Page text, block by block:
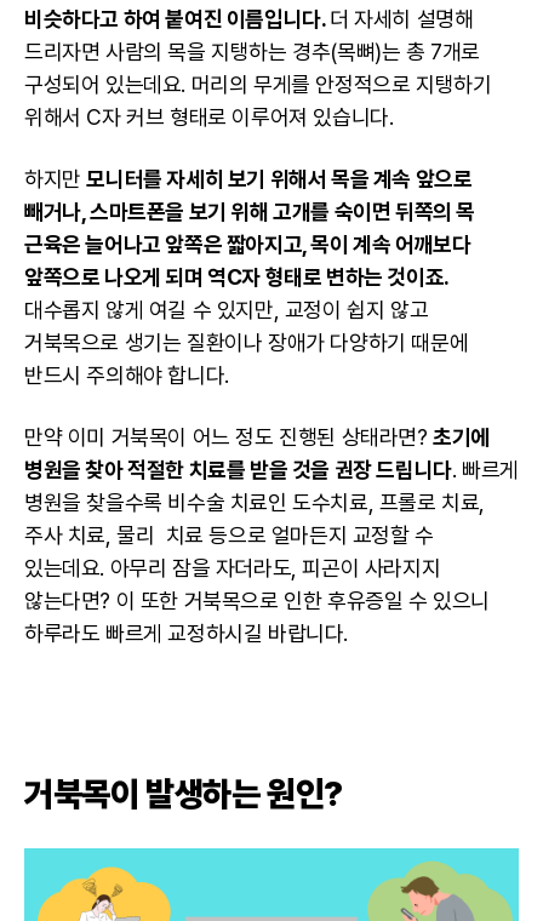
비슷하다고 하여 붙여진 이름입니다.더 자세히 설명해
드리자면 사람의 목을 지탱하는 경추(목뼈)는 총 7개로
구성되어 있는데요. 머리의 무게를 안정적으로 지탱하기
위해서 C자 커브 형태로 이루어져 있습니다.
하지만모니터를 자세히 보기 위해서 목을 계속 앞으로
빼거나, 스마트폰을 보기 위해 고개를 숙이면 뒤쪽의 목
근육은 늘어나고 앞쪽은 짧아지고, 목이 계속 어깨보다
앞쪽으로 나오게 되며 역C자 형태로 변하는 것이죠.
대수롭지 않게 여길 수 있지만, 교정이 쉽지 않고
거북목으로 생기는 질환이나 장애가 다양하기 때문에
반드시 주의해야 합니다.
만약 이미 거북목이 어느 정도 진행된 상태라면?초기에
병원을 찾아 적절한 치료를 받을 것을 권장 드립니다. 빠르게
병원을 찾을수록 비수술 치료인 도수치료, 프롤로 치료,
주사 치료, 물리 치료 등으로 얼마든지 교정할 수
있는데요. 아무리 잠을 자더라도, 피곤이 사라지지
않는다면? 이 또한 거북목으로 인한 후유증일 수 있으니
하루라도 빠르게 교정하시길 바랍니다.
거북목이 발생하는 원인?